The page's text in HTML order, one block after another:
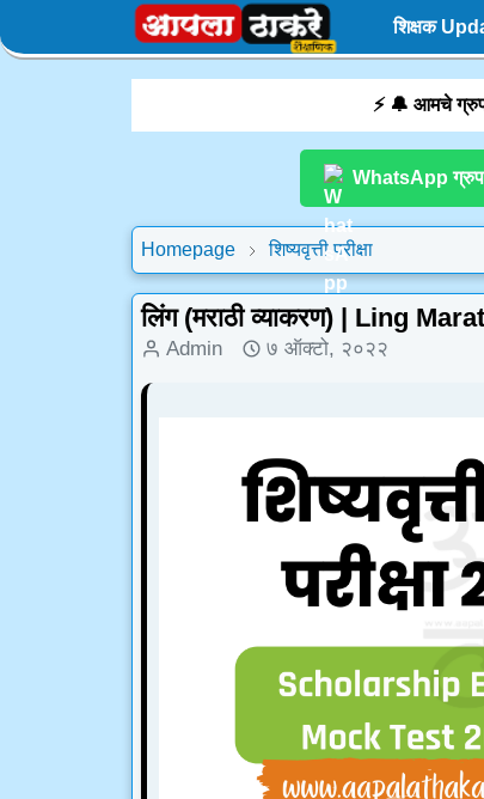
शिक्षक
⚡ 🔔 आमचे ग्रुप
WhatsApp ग्रुप
Homepage शिष्यवृत्ती परीक्षा
लिंग (मराठी व्याकरण) | Ling
Admin ७ ऑक्टो, २०२२